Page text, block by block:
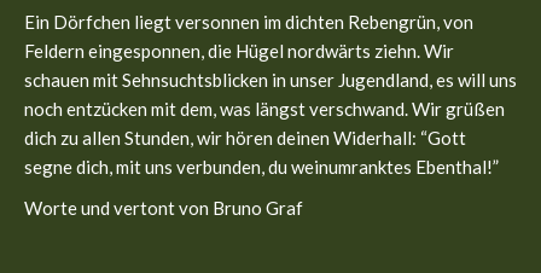
in
new
window
in
new
window
Ein Dörfchen liegt versonnen im dichten Rebengrün, von
Feldern eingesponnen, die Hügel nordwärts ziehn. Wir
schauen mit Sehnsuchtsblicken in unser Jugendland, es will uns
noch entzücken mit dem, was längst verschwand. Wir grüßen
dich zu allen Stunden, wir hören deinen Widerhall: “Gott
segne dich, mit uns verbunden, du weinumranktes Ebenthal!”
Worte und vertont von Bruno Graf